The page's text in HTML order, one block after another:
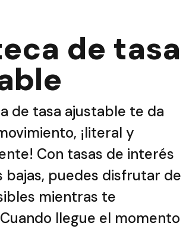
de tasa
de tasa ajustable te da
¡literal y
Con tasas de interés
bajas, puedes disfrutar de
mientras te
llegue el momento